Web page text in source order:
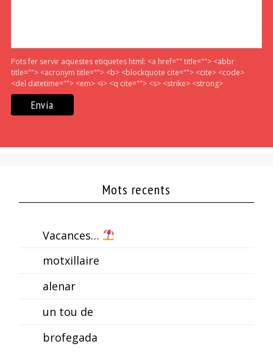
Pots fer servir aquestes etiquetes html: <a href="" title=""> <abbr
title=""> <acronym title=""> <b> <blockquote cite=""> <cite> <code>
<del datetime=""> <em> <i> <q cite=""> <s> <strike> <strong>
Mots recents
Vacances…
motxillaire
alenar
un tou de
brofegada